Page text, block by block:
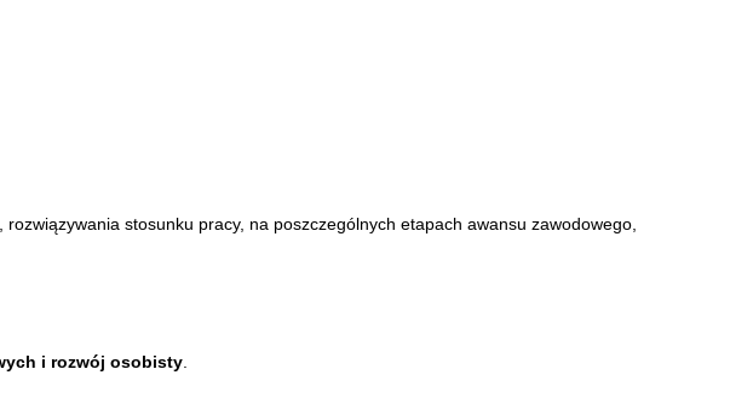
stosunku pracy, na poszczególnych etapach awansu zawodowego,
i rozwój osobisty